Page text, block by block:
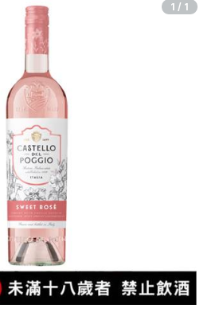
風扇
劉霸
颱風
1/1